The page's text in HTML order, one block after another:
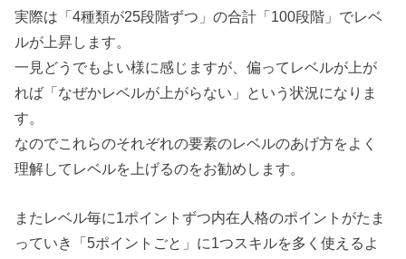
実際は「4種類が25段階ずつ」の合計「100段階」でレベ
ルが上昇します。
一見どうでもよい様に感じますが、偏ってレベルが上が
れば「なぜかレベルが上がらない」という状況になりま
す。
なのでこれらのそれぞれの要素のレベルのあげ方をよく
理解してレベルを上げるのをお勧めします。
またレベル毎に1ポイントずつ内在人格のポイントがたま
っていき「5ポイントごと」に1つスキルを多く使えるよ